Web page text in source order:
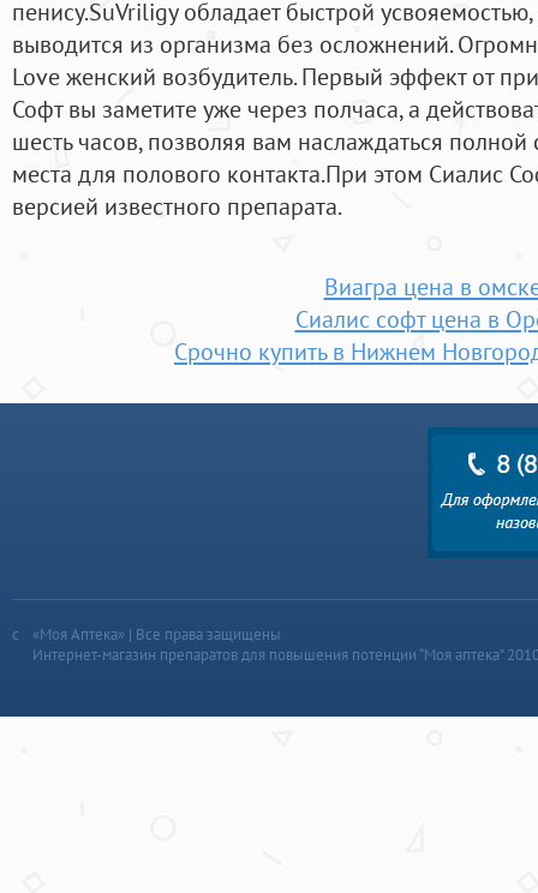
пенису.SuVriligy обладает быстрой
выводится из организма без осложнений.
Love женский возбудитель. Первый эффект от
Софт вы заметите уже через полчаса, а
шесть часов, позволяя вам наслаждаться
места для полового контакта.При этом Сиалис
версией известного препарата.
Виагра цена в
Сиалис софт цена в
Срочно купить в Нижнем
«Моя Аптека» | Все права защищены
Интернет-магазин препаратов для повышения потенции “Моя аптека”